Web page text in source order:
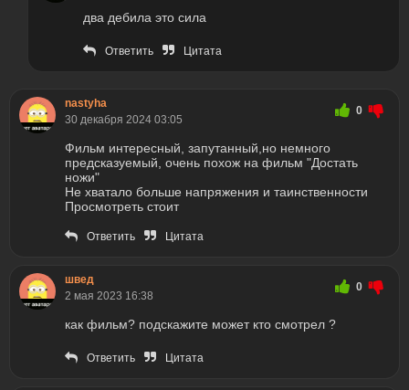
два дебила это сила
Ответить Цитата
nastyha
30 декабря 2024 03:05
0
Фильм интересный, запутанный,но немного
предсказуемый, очень похож на фильм "Достать
ножи"
Не хватало больше напряжения и таинственности
Просмотреть стоит
Ответить Цитата
швед
2 мая 2023 16:38
0
как фильм? подскажите может кто смотрел ?
Ответить Цитата